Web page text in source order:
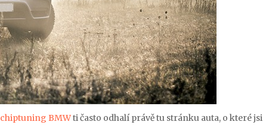
chiptuning BMWti často odhalí právě tu stránku auta, o které jsi